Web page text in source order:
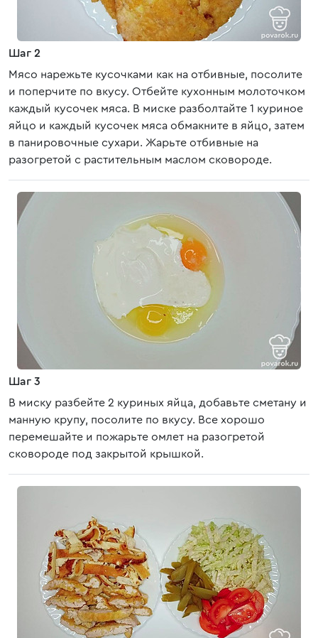
Шаг 2
Мясо нарежьте кусочками как на отбивные, посолите
и поперчите по вкусу. Отбейте кухонным молоточком
каждый кусочек мяса. В миске разболтайте 1 куриное
яйцо и каждый кусочек мяса обмакните в яйцо, затем
в панировочные сухари. Жарьте отбивные на
разогретой с растительным маслом сковороде.
Шаг 3
В миску разбейте 2 куриных яйца, добавьте сметану и
манную крупу, посолите по вкусу. Все хорошо
перемешайте и пожарьте омлет на разогретой
сковороде под закрытой крышкой.